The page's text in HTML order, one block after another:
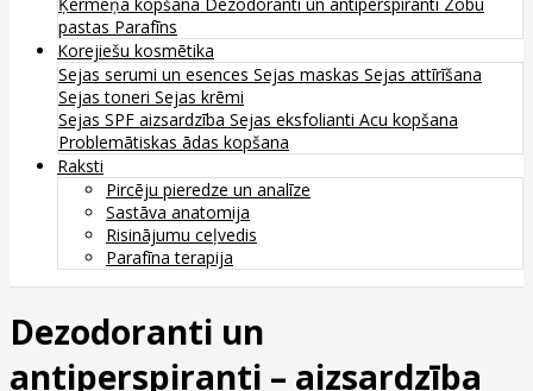
pastas Parafīns
Korejiešu kosmētika
Sejas serumi un esences Sejas maskas Sejas attīrīšana
Sejas toneri Sejas krēmi
Sejas SPF aizsardzība Sejas eksfolianti Acu kopšana
Problemātiskas ādas kopšana
Raksti
Pircēju pieredze un analīze
Sastāva anatomija
Risinājumu ceļvedis
Parafīna terapija
Dezodoranti un
antiperspiranti – aizsardzība